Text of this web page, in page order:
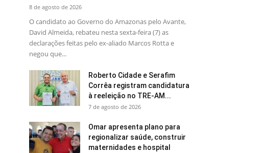
8 de agosto de 2026
O candidato ao Governo do Amazonas pelo Avante,
David Almeida, rebateu nesta sexta-feira (7) as
declarações feitas pelo ex-aliado Marcos Rotta e
negou que...
Roberto Cidade e Serafim
Corrêa registram candidatura
à reeleição no TRE-AM...
7 de agosto de 2026
Omar apresenta plano para
regionalizar saúde, construir
maternidades e hospital